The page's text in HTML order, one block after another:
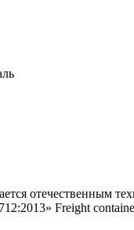
отечественным
Freight